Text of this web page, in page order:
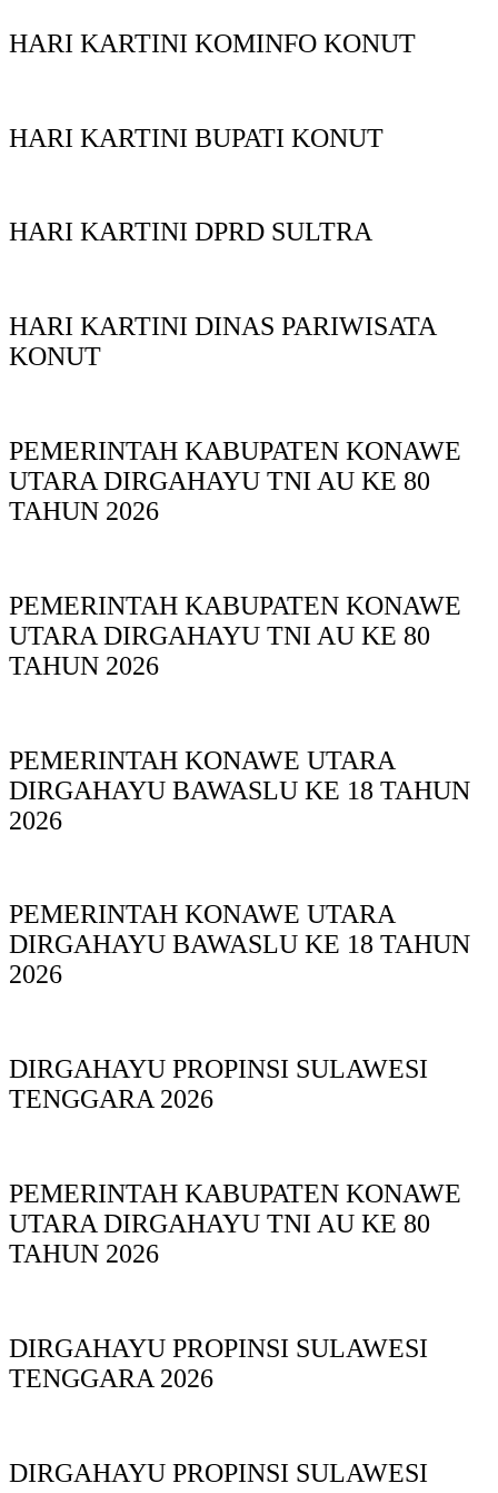
HARI KARTINI KOMINFO KONUT
HARI KARTINI BUPATI KONUT
HARI KARTINI DPRD SULTRA
HARI KARTINI DINAS PARIWISATA
KONUT
PEMERINTAH KABUPATEN KONAWE
UTARA DIRGAHAYU TNI AU KE 80
TAHUN 2026
PEMERINTAH KABUPATEN KONAWE
UTARA DIRGAHAYU TNI AU KE 80
TAHUN 2026
PEMERINTAH KONAWE UTARA
DIRGAHAYU BAWASLU KE 18 TAHUN
2026
PEMERINTAH KONAWE UTARA
DIRGAHAYU BAWASLU KE 18 TAHUN
2026
DIRGAHAYU PROPINSI SULAWESI
TENGGARA 2026
PEMERINTAH KABUPATEN KONAWE
UTARA DIRGAHAYU TNI AU KE 80
TAHUN 2026
DIRGAHAYU PROPINSI SULAWESI
TENGGARA 2026
DIRGAHAYU PROPINSI SULAWESI